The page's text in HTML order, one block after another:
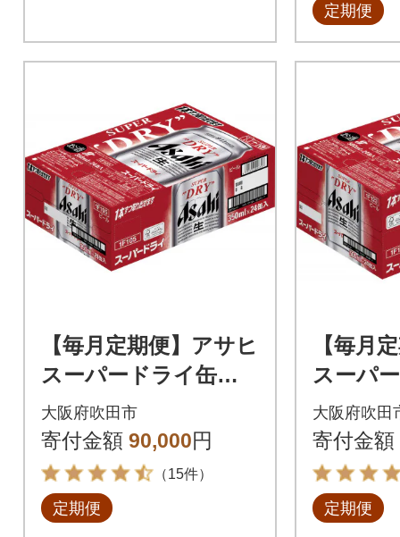
定期便
【毎月定期便】アサヒ
スーパードライ缶 3
50ml×24本 全6回
大阪府吹田市
寄付金額 90,000円
（15件）
定期便
【毎月
スーパ
まえ 全
大阪府吹田
寄付金額
定期便